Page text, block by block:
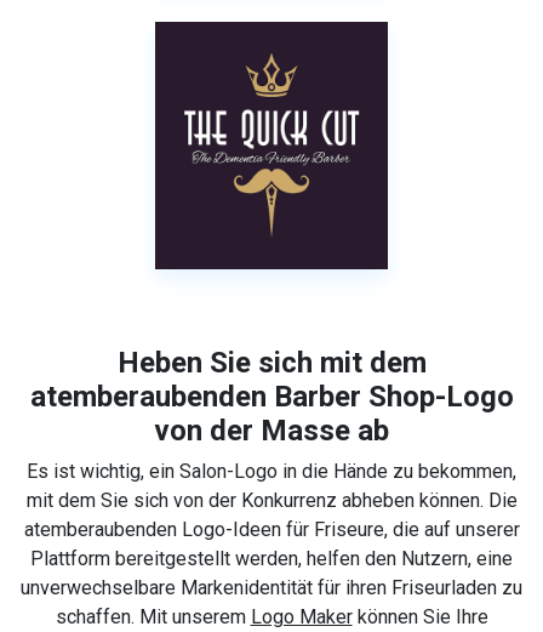
Heben Sie sich mit dem
atemberaubenden Barber Shop-Logo
von der Masse ab
Es ist wichtig, ein Salon-Logo in die Hände zu bekommen,
mit dem Sie sich von der Konkurrenz abheben können. Die
atemberaubenden Logo-Ideen für Friseure, die auf unserer
Plattform bereitgestellt werden, helfen den Nutzern, eine
unverwechselbare Markenidentität für ihren Friseurladen zu
schaffen. Mit unserem Logo Makerkönnen Sie Ihre